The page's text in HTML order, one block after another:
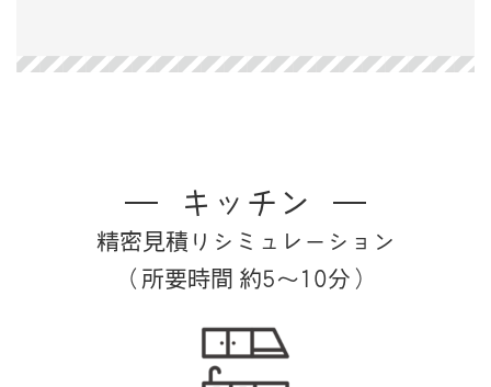
キッチン
精密見積りシミュレーション
（所要時間 約5～10分）